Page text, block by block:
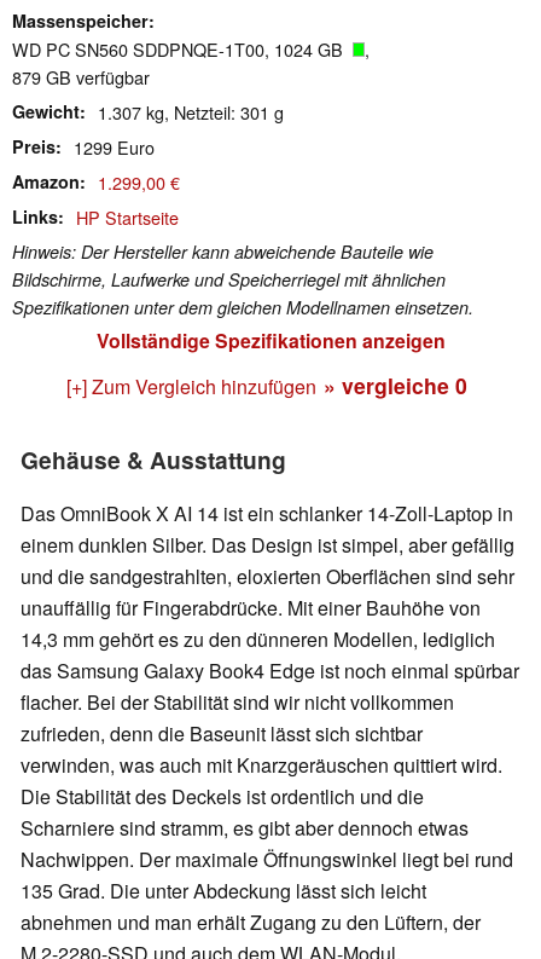
Massenspeicher
WD PC SN560 SDDPNQE-1T00, 1024 GB
,
879 GB verfügbar
Gewicht 1.307 kg, Netzteil: 301 g
Preis 1299 Euro
Amazon 1.299,00 €
Links HP Startseite
Hinweis: Der Hersteller kann abweichende Bauteile wie
Bildschirme, Laufwerke und Speicherriegel mit ähnlichen
Spezifikationen unter dem gleichen Modellnamen einsetzen.
Vollständige Spezifikationen anzeigen
[+] Zum Vergleich hinzufügen » vergleiche 0
Gehäuse & Ausstattung
Das OmniBook X AI 14 ist ein schlanker 14-Zoll-Laptop in
einem dunklen Silber. Das Design ist simpel, aber gefällig
und die sandgestrahlten, eloxierten Oberflächen sind sehr
unauffällig für Fingerabdrücke. Mit einer Bauhöhe von
14,3 mm gehört es zu den dünneren Modellen, lediglich
das Samsung Galaxy Book4 Edge ist noch einmal spürbar
flacher. Bei der Stabilität sind wir nicht vollkommen
zufrieden, denn die Baseunit lässt sich sichtbar
verwinden, was auch mit Knarzgeräuschen quittiert wird.
Die Stabilität des Deckels ist ordentlich und die
Scharniere sind stramm, es gibt aber dennoch etwas
Nachwippen. Der maximale Öffnungswinkel liegt bei rund
135 Grad. Die unter Abdeckung lässt sich leicht
abnehmen und man erhält Zugang zu den Lüftern, der
M.2-2280-SSD und auch dem WLAN-Modul.